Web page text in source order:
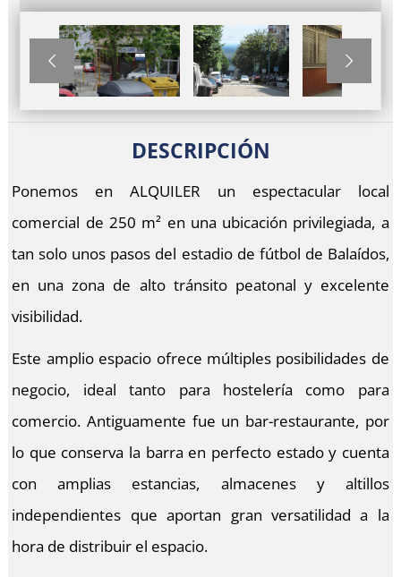
 
DESCRIPCIÓN
Ponemos en ALQUILER un espectacular local
comercial de 250 m² en una ubicación privilegiada, a
tan solo unos pasos del estadio de fútbol de Balaídos,
en una zona de alto tránsito peatonal y excelente
visibilidad.
Este amplio espacio ofrece múltiples posibilidades de
negocio, ideal tanto para hostelería como para
comercio. Antiguamente fue un bar-restaurante, por
lo que conserva la barra en perfecto estado y cuenta
con amplias estancias, almacenes y altillos
independientes que aportan gran versatilidad a la
hora de distribuir el espacio.